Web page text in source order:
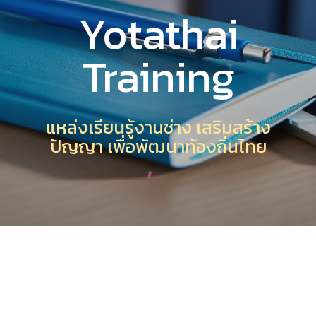
Yotathai
Training
แหล่งเรียนรู้งานช่าง เสริมสร้าง
ปัญญา เพื่อพัฒนาท้องถิ่นไทย